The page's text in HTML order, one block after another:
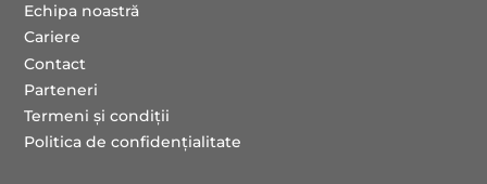
Echipa noastră
Cariere
Contact
Parteneri
Termeni și condiții
Politica de confidențialitate